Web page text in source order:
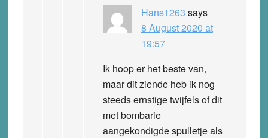
Hans1263 says
8 August 2020 at
19:57
Ik hoop er het beste van,
maar dit ziende heb ik nog
steeds ernstige twijfels of dit
met bombarie
aangekondigde spulletje als